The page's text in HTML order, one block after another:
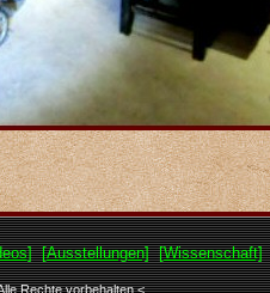
] [Ausstellungen] [Wissenschaft]
Rechte vorbehalten.<